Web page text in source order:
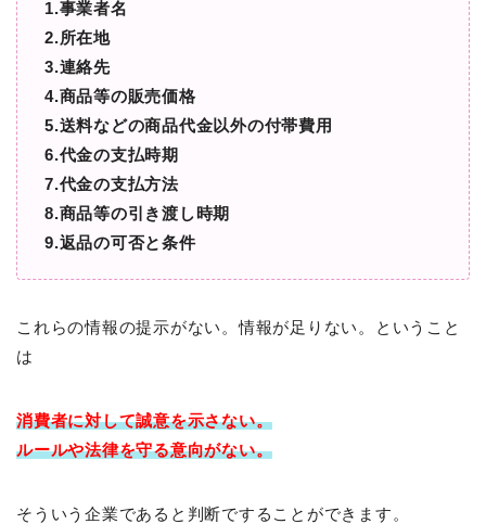
1.事業者名
2.所在地
3.連絡先
4.商品等の販売価格
5.送料などの商品代金以外の付帯費用
6.代金の支払時期
7.代金の支払方法
8.商品等の引き渡し時期
9.返品の可否と条件
これらの情報の提示がない。情報が足りない。ということ
は
消費者に対して誠意を示さない。
ルールや法律を守る意向がない。
そういう企業であると判断ですることができます。